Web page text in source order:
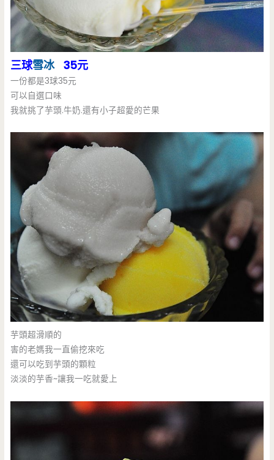
三球雪冰35元
一份都是3球35元
可以自選口味
我就挑了芋頭.牛奶.還有小子超愛的芒果
芋頭超滑順的
害的老媽我一直偷挖來吃
還可以吃到芋頭的顆粒
淡淡的芋香~讓我一吃就愛上